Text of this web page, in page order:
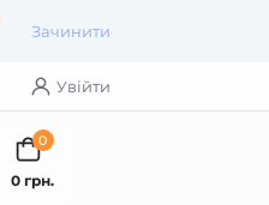
Зачинити
Увійти
0
0 грн.